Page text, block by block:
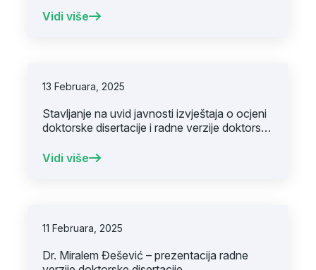
Vidi više
13 Februara, 2025
Stavljanje na uvid javnosti izvještaja o ocjeni
doktorske disertacije i radne verzije doktorske
Vidi više
11 Februara, 2025
Dr. Miralem Đešević – prezentacija radne